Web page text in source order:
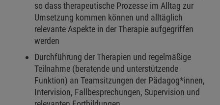
so dass therapeutische Prozesse im Alltag zur
Umsetzung kommen können und alltäglich
relevante Aspekte in der Therapie aufgegriffen
werden
Durchführung der Therapien und regelmäßige
Teilnahme (beratende und unterstützende
Funktion) an Teamsitzungen der Pädagog*innen,
Intervision, Fallbesprechungen, Supervision und